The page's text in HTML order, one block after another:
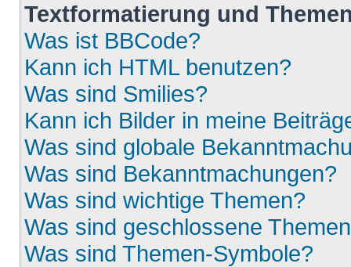
Textformatierung und
Was ist BBCode?
Kann ich HTML benutzen?
Was sind Smilies?
Kann ich Bilder in meine
Was sind globale
Was sind Bekanntmachungen?
Was sind wichtige Themen?
Was sind geschlossene
Was sind Themen-Symbole?